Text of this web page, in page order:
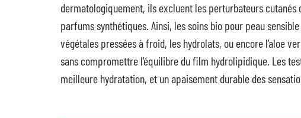
dermatologiquement, ils excluent les perturbateurs cutanés
parfums synthétiques. Ainsi, les soins bio pour peau
végétales pressées à froid, les hydrolats, ou encore l’aloe
sans compromettre l’équilibre du film hydrolipidique. Les
meilleure hydratation, et un apaisement durable des